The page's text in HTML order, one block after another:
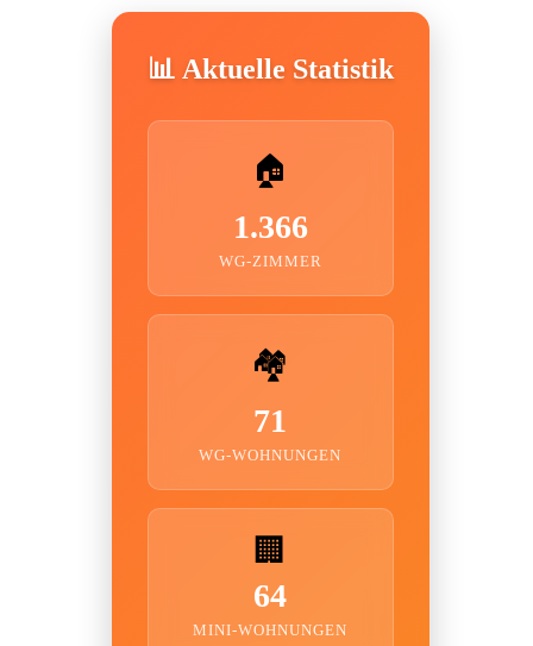
📊 Aktuelle Statistik
🏠
1.366
WG-ZIMMER
🏘️
71
WG-WOHNUNGEN
🏢
64
MINI-WOHNUNGEN